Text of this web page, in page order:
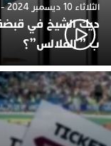
الثلاثاء 10 ديسمبر 2024 - 4:54
ديك الشيخ في قبضة
ب ” الفلالس”؟